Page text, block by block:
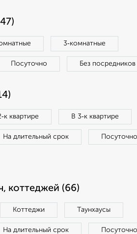
3‑комнатные
Посуточно Без посредников
квартире В 3‑к квартире
На длительный срок Посуточно
коттеджей (66)
Коттеджи Таунхаусы
На длительный срок Посуточно